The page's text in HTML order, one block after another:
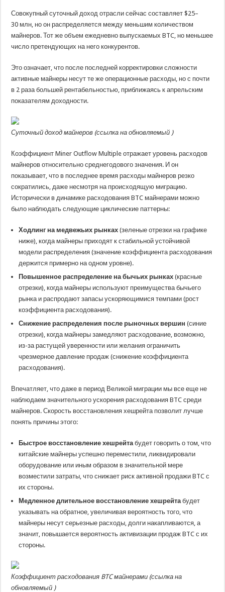
Совокупный суточный доход отрасли сейчас составляет $25–
30 млн, но он распределяется между меньшим количеством
майнеров. Тот же объем ежедневно выпускаемых BTC, но меньшее
число претендующих на него конкурентов.
Это означает, что после последней корректировки сложности
активные майнеры несут те же операционные расходы, но с почти
в 2 раза большей рентабельностью, приближаясь к апрельским
показателям доходности.
Суточный доход майнеров (ссылка на обновляемый )
Коэффициент Miner Outflow Multiple отражает уровень расходов
майнеров относительно среднегодового значения. И он
показывает, что в последнее время расходы майнеров резко
сократились, даже несмотря на происходящую миграцию.
Исторически в динамике расходования BTC майнерами можно
было наблюдать следующие циклические паттерны:
Ходлинг на медвежьих рынках (зеленые отрезки на графике
ниже), когда майнеры приходят к стабильной устойчивой
модели распределения (значение коэффициента расходования
держится примерно на одном уровне).
Повышенное распределение на бычьих рынках (красные
отрезки), когда майнеры используют преимущества бычьего
рынка и распродают запасы ускоряющимися темпами (рост
коэффициента расходования).
Снижение распределения после рыночных вершин (синие
отрезки), когда майнеры замедляют расходование, возможно,
из-за растущей уверенности или желания ограничить
чрезмерное давление продаж (снижение коэффициента
расходования).
Впечатляет, что даже в период Великой миграции мы все еще не
наблюдаем значительного ускорения расходования BTC среди
майнеров. Скорость восстановления хешрейта позволит лучше
понять причины этого:
Быстрое восстановление хешрейтабудет говорить о том, что
китайские майнеры успешно переместили, ликвидировали
оборудование или иным образом в значительной мере
возместили затраты, что снижает риск активной продажи BTC с
их стороны.
Медленное длительное восстановление хешрейтабудет
указывать на обратное, увеличивая вероятность того, что
майнеры несут серьезные расходы, долги накапливаются, а
значит, повышается вероятность активизации продаж BTC с их
стороны.
Коэффициент расходования BTC майнерами (ссылка на
обновляемый )